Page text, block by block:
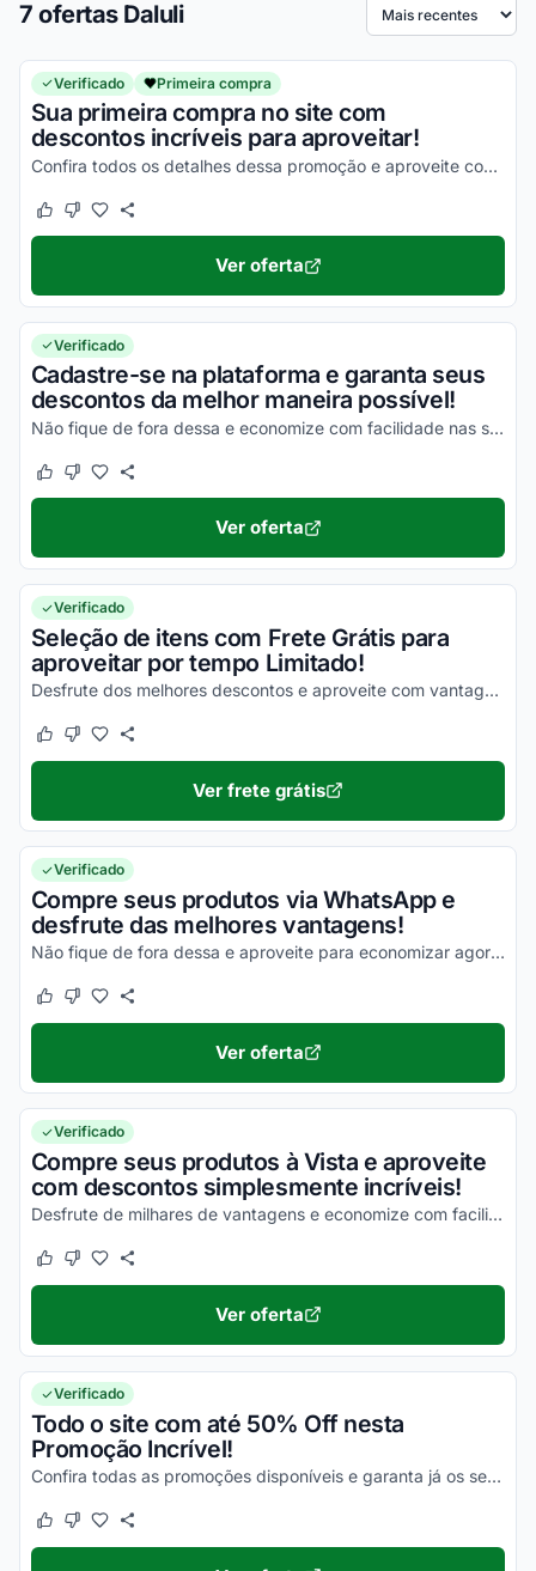
7 ofertas Daluli Ordenar por
Verificado Primeira compra
Sua primeira compra no site com
descontos incríveis para aproveitar!
Confira todos os detalhes dessa promoção e aproveite com os melhores descontos ainda hoje!
Este cupom funcionou
Este cupom não funcionou
Ver oferta
Verificado
Cadastre-se na plataforma e garanta seus
descontos da melhor maneira possível!
Não fique de fora dessa e economize com facilidade nas suas compras!
Este cupom funcionou
Este cupom não funcionou
Ver oferta
Verificado
Seleção de itens com Frete Grátis para
aproveitar por tempo Limitado!
Desfrute dos melhores descontos e aproveite com vantagens simplesmente incríveis!
Este cupom funcionou
Este cupom não funcionou
Ver frete grátis
Verificado
Compre seus produtos via WhatsApp e
desfrute das melhores vantagens!
Não fique de fora dessa e aproveite para economizar agora mesmo!
Este cupom funcionou
Este cupom não funcionou
Ver oferta
Verificado
Compre seus produtos à Vista e aproveite
com descontos simplesmente incríveis!
Desfrute de milhares de vantagens e economize com facilidade em todas as suas compras!
Este cupom funcionou
Este cupom não funcionou
Ver oferta
Verificado
Todo o site com até 50% Off nesta
Promoção Incrível!
Confira todas as promoções disponíveis e garanta já os seus descontos!
Este cupom funcionou
Este cupom não funcionou